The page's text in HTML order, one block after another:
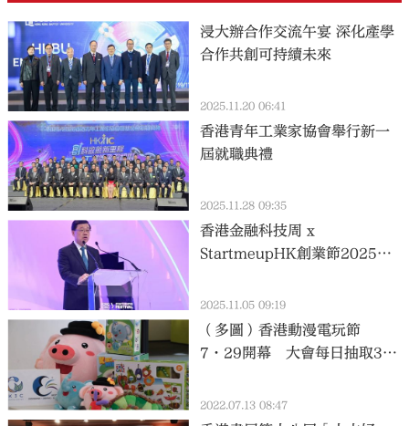
浸大辦合作交流午宴 深化產學
合作共創可持續未來
2025.11.20 06:41
香港青年工業家協會舉行新一
屆就職典禮
2025.11.28 09:35
香港金融科技周 x
StartmeupHK創業節2025主
持續精彩
2025.11.05 09:19
（多圖）香港動漫電玩節
7·29開幕 大會每日抽取300
2022.07.13 08:47